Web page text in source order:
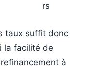
rs
taux suffit donc
la facilité de
à